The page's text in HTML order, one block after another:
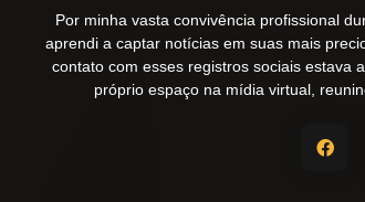
Por minha vasta convivência profissional
aprendi a captar notícias em suas mais
contato com esses registros sociais estava
próprio espaço na mídia virtual,